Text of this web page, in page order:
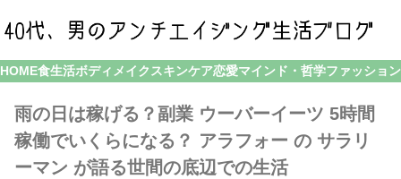
HOME食生活ボディメイク スキンケア恋愛マインド・哲学ファッション
雨の日は稼げる？副業 ウーバーイーツ 5時間
稼働でいくらになる？ アラフォー の サラリ
ーマン が語る世間の底辺での生活